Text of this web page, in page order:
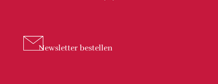
Newsletter bestellen